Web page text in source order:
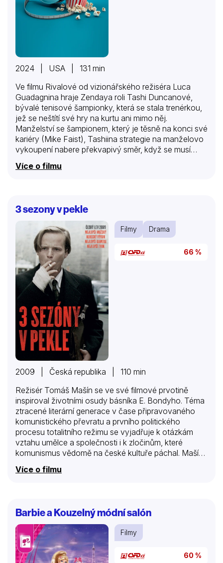
2024 | USA | 131 min
Ve filmu Rivalové od vizionářského režiséra Luca
Guadagnina hraje Zendaya roli Tashi Duncanové,
bývalé tenisové šampionky, která se stala trenérkou,
jež se neštítí své hry na kurtu ani mimo něj.
Manželství se šampionem, který je těsně na konci své
kariéry (Mike Faist), Tashiina strategie na manželovo
vykoupení nabere překvapivý směr, když se musí
postavit vymydlenému Patrickovi (Josh O’Connor) –
svému bývalému nejlepšímu příteli a Tashiině
Více o filmu
3 sezony v pekle
Filmy Drama
66 %
2009 | Česká republika | 110 min
Režisér Tomáš Mašín se ve své filmové prvotině
inspiroval životními osudy básníka E. Bondyho. Téma
ztracené literární generace v čase připravovaného
komunistického převratu a prvního politického
procesu totalitního režimu se vyjadřuje k otázkám
vztahu umělce a společnosti i k zločinům, které
komunismus vědomě na české kultuře páchal. Mašín
postavu tvůrce, jehož životní hybnou silou je
obraz let 1947–1949. Hlavní osou filmu je milostný
vztah dvou silných individualit – rebela a básníka
Ivana a o několik let starší, vyzývavé, životem
protřelé Jany. Jana a Ivan tvoří svým způsobem
tragikomický pár žijící v šíleném tempu,…
Více o filmu
Barbie a Kouzelný módní salón
Filmy
60 %